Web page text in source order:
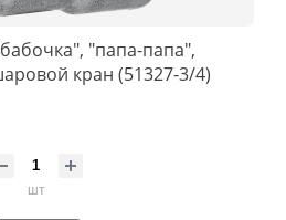
″папа-папа″,
кран (51327-3/4)
шт